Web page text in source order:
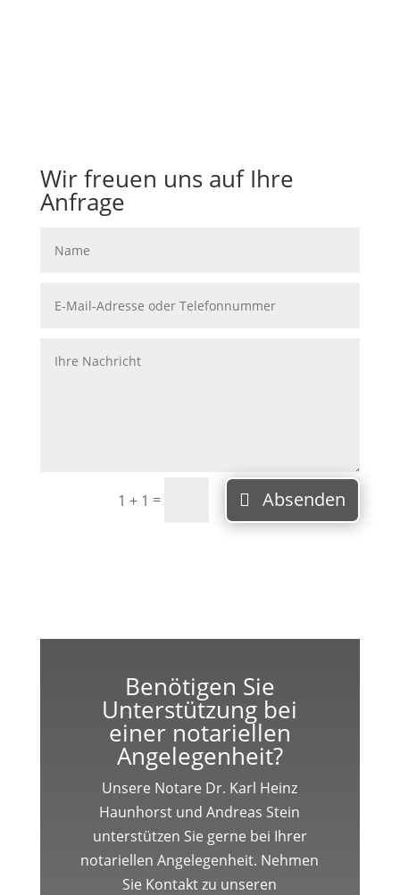
Wir freuen uns auf Ihre
Anfrage
1 + 1 = Absenden
Benötigen Sie
Unterstützung bei
einer notariellen
Angelegenheit?
Unsere Notare Dr. Karl Heinz
Haunhorst und Andreas Stein
unterstützen Sie gerne bei Ihrer
notariellen Angelegenheit. Nehmen
Sie Kontakt zu unseren